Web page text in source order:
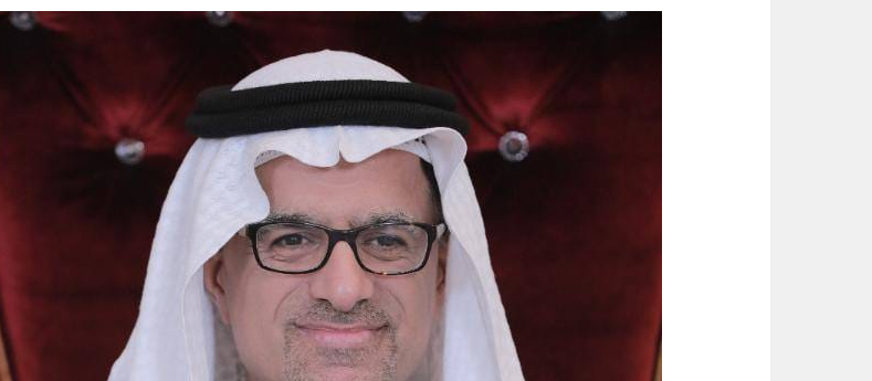
أمير الشرقية يطّلع على مشروع صندوق “الوقف الإسعافي” للهلال الأحمر السعودي
رسميا.. الكرواتي مارينو بوسيتش مديرا فنيًا لـ الأهلي
عقب تداول مقطع الإساءة.. اتخاذ الإجراءات النظامية بحق صيدلي للإساءة لمواطن
سلاح طبيعي ضد جلطات القلب.. كيف تحميك حفنة مكسرات 5 مرات أسبوعيا؟
قيادة القوات المشتركة للتحالف: إصابة (11) من المدنيين بنجران نتيجة اعتداءات إرهابية حوثية